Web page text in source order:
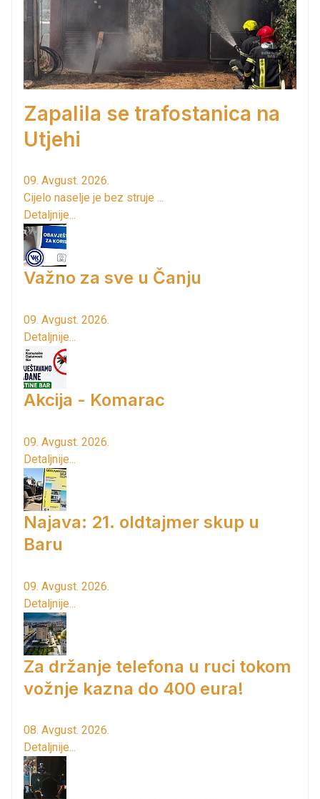
Zapalila se trafostanica na
Utjehi
09. Avgust. 2026.
Cijelo naselje je bez struje ...
Detaljnije...
Važno za sve u Čanju
09. Avgust. 2026.
Detaljnije...
Akcija - Komarac
09. Avgust. 2026.
Detaljnije...
Najava: 21. oldtajmer skup u
Baru
09. Avgust. 2026.
Detaljnije...
Za držanje telefona u ruci tokom
vožnje kazna do 400 eura!
08. Avgust. 2026.
Detaljnije...